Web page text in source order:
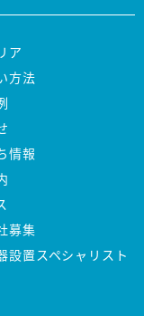
ア
方法
情報
募集
設置スペシャリスト